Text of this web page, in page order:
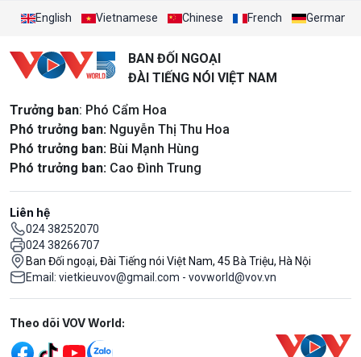
English Vietnamese Chinese French German
BAN ĐỐI NGOẠI
ĐÀI TIẾNG NÓI VIỆT NAM
Trưởng ban: Phó Cẩm Hoa
Phó trưởng ban: Nguyễn Thị Thu Hoa
Phó trưởng ban: Bùi Mạnh Hùng
Phó trưởng ban: Cao Đình Trung
Liên hệ
024 38252070
024 38266707
Ban Đối ngoại, Đài Tiếng nói Việt Nam, 45 Bà Triệu, Hà Nội
Email: vietkieuvov@gmail.com - vovworld@vov.vn
Mạng xã hội
Theo dõi VOV World: